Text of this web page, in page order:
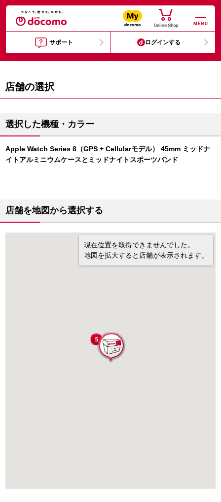
MENU
サポート ログインする
店舗の選択
選択した機種・カラー
Apple Watch Series 8（GPS + Cellularモデル） 45mm ミッドナ
イトアルミニウムケースとミッドナイトスポーツバンド
店舗を地図から選択する
現在位置を取得できませんでした。
地図を拡大すると店舗が表示されます。